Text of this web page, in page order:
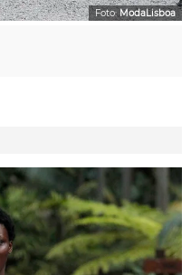
Foto:ModaLisboa